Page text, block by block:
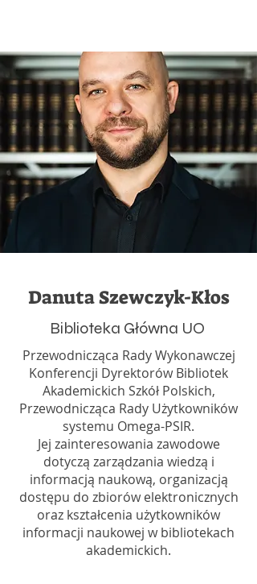
Danuta Szewczyk-Kłos
Biblioteka Główna UO
Przewodnicząca Rady Wykonawczej
Konferencji Dyrektorów Bibliotek
Akademickich Szkół Polskich,
Przewodnicząca Rady Użytkowników
systemu Omega-PSIR.
Jej zainteresowania zawodowe
dotyczą zarządzania wiedzą i
informacją naukową, organizacją
dostępu do zbiorów elektronicznych
oraz kształcenia użytkowników
informacji naukowej w bibliotekach
akademickich.